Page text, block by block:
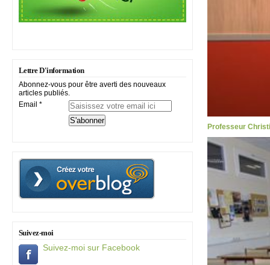
Lettre D'information
Abonnez-vous pour être averti des nouveaux
articles publiés.
Email
Suivez-moi
Suivez-moi sur Facebook
Professeur